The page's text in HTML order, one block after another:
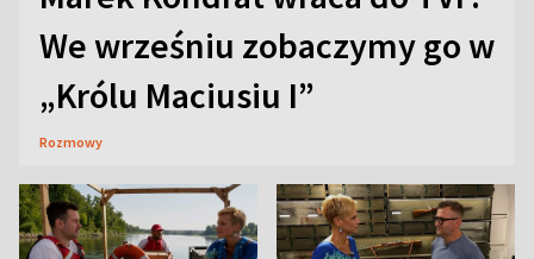
We wrześniu zobaczymy go w
„Królu Maciusiu I”
Rozmowy